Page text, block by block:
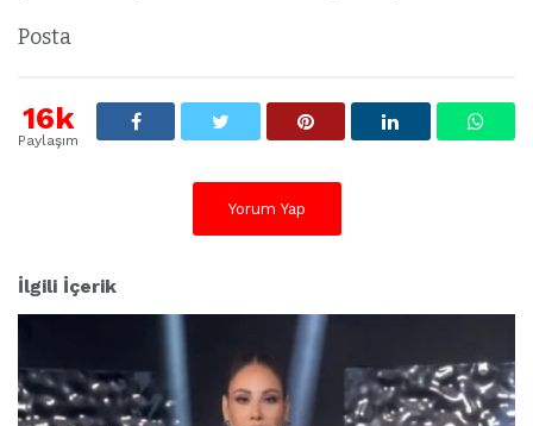
Posta
16k
Paylaşım
Yorum Yap
İlgili İçerik